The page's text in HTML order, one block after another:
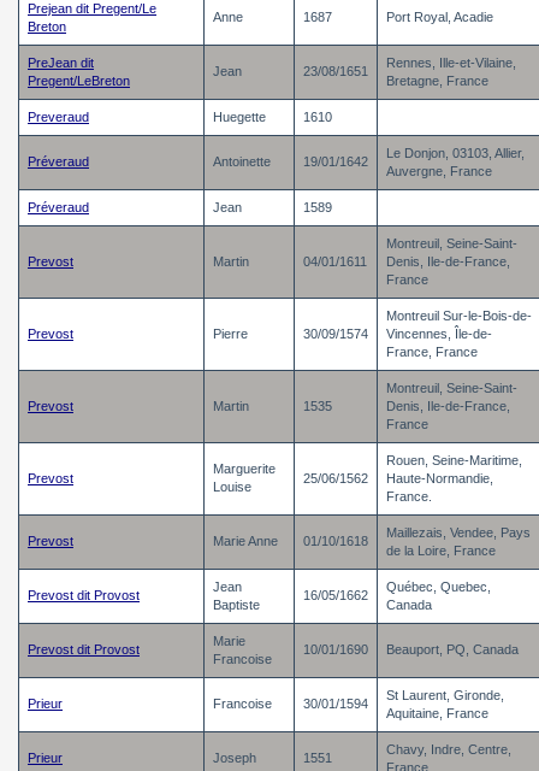
Prejean dit Pregent/Le
Breton
Anne 1687 Port Royal, Acadie
PreJean dit
Pregent/LeBreton
Jean 23/08/1651
Rennes, Ille-et-Vilaine,
Bretagne, France
Preveraud Huegette 1610
Préveraud Antoinette 19/01/1642
Le Donjon, 03103, Allier,
Auvergne, France
Préveraud Jean 1589
Prevost Martin 04/01/1611
Montreuil, Seine-Saint-
Denis, Ile-de-France,
France
Prevost Pierre 30/09/1574
Montreuil Sur-le-Bois-de-
Vincennes, Île-de-
France, France
Prevost Martin 1535
Montreuil, Seine-Saint-
Denis, Ile-de-France,
France
Prevost
Marguerite
Louise
25/06/1562
Rouen, Seine-Maritime,
Haute-Normandie,
France.
Prevost Marie Anne 01/10/1618
Maillezais, Vendee, Pays
de la Loire, France
Prevost dit Provost
Jean
Baptiste
16/05/1662
Québec, Quebec,
Canada
Prevost dit Provost
Marie
Francoise
10/01/1690 Beauport, PQ, Canada
Prieur Francoise 30/01/1594
St Laurent, Gironde,
Aquitaine, France
Prieur Joseph 1551
Chavy, Indre, Centre,
France